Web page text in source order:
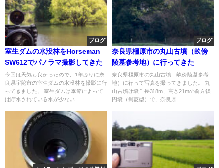
ブログ
室生ダムの水没林をHorseman
SW612でパノラマ撮影してきた
今回は天気も良かったので、1年ぶりに奈
良県宇陀市の室生ダムの水没林を撮影に行
ってきました。 室生ダムは季節によって
は貯水されている水が少ない...
ブログ
奈良県橿原市の丸山古墳（畝傍
陵墓参考地）に行ってきた
奈良県橿原市の丸山古墳（畝傍陵墓参考
地）に行って写真を撮ってきました。 丸
山古墳は墳丘長318m、高さ21mの前方後
円墳（剣菱型）で、奈良県...